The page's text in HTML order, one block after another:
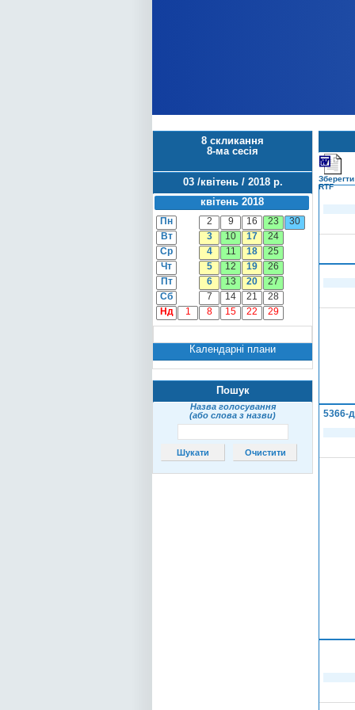
8 скликання
8-ма сесія
03 /квітень / 2018 р.
квітень 2018
Пн 2 9 16 23
30
Вт
3 10 17
24
Ср
4 11 18
25
Чт
5 12 19
26
Пт
6 13 20
27
Сб
7 14 21
28
Нд
1 8 15 22 29
Календарні плани
Пошук
Назва голосування
(або слова з назви)
RTF
5366-д